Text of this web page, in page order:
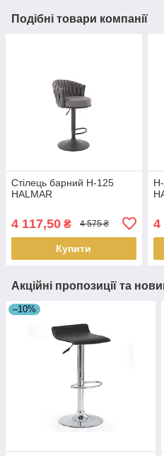
Подібні товари компанії
Стілець барний H-125
HALMAR
4 117,50 ₴ 4 575 ₴
Купити
4
Акційні пропозиції та
–10%